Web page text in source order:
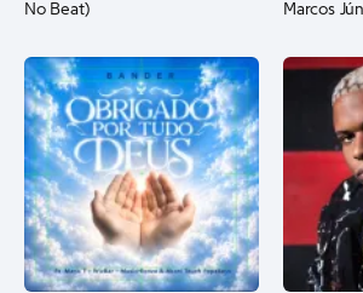
No Beat)
Marcos